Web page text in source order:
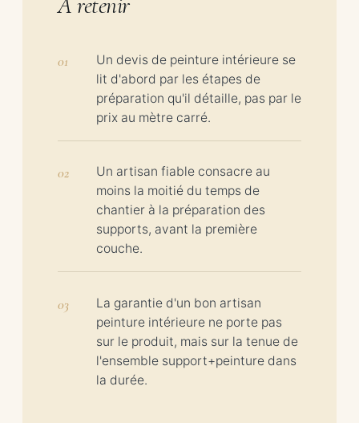
Un devis de peinture intérieure se
lit d'abord par les étapes de
préparation qu'il détaille, pas par le
prix au mètre carré.
Un artisan fiable consacre au
moins la moitié du temps de
chantier à la préparation des
supports, avant la première
couche.
La garantie d'un bon artisan
peinture intérieure ne porte pas
sur le produit, mais sur la tenue de
l'ensemble support+peinture dans
la durée.